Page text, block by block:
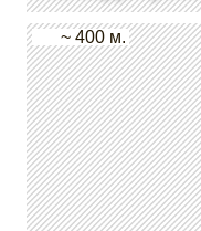
~ 400 м.